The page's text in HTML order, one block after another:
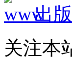
出
关注本